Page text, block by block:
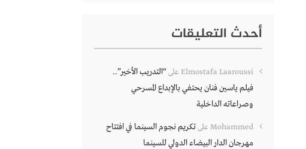
أحدث التعليقات
Elmostafa Laaroussi على“التدريب الأخير”..
فيلم ياسين فنان يحتفي بالإبداع المسرحي
وصراعاته الداخلية
Mohammed علىتكريم نجوم السينما في افتتاح
مهرجان الدار البيضاء الدولي للسينما